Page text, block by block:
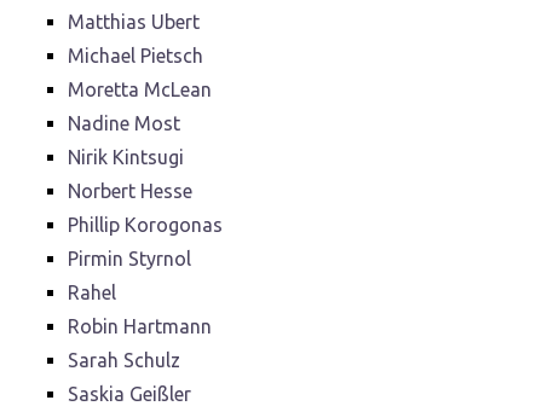
Matthias Ubert
Michael Pietsch
Moretta McLean
Nadine Most
Nirik Kintsugi
Norbert Hesse
Phillip Korogonas
Pirmin Styrnol
Rahel
Robin Hartmann
Sarah Schulz
Saskia Geißler